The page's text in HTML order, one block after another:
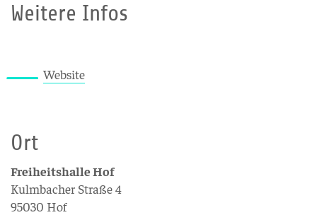
Weitere Infos
Website
Ort
Freiheitshalle Hof
Kulmbacher Straße 4
95030 Hof